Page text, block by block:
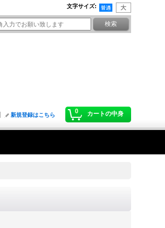
文字サイズ:
0 カートの中身
新規登録はこちら